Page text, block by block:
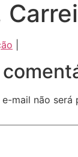
mail não será